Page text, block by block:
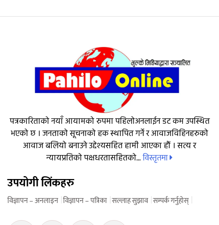
पत्रकारिताको नयाँ आयामको रुपमा पहिलोअनलाईन डट कम उपस्थित
भएको छ । जनताको सूचनाको हक स्थापित गर्ने र आवाजविहिनहरुको
आवाज बलियो बनाउने उद्देश्यसहित हामी आएका हौं । सत्य र
न्यायप्रतिको पक्षधरतासहितको...विस्तृतमा
उपयोगी लिंकहरु
विज्ञापन – अनलाइन विज्ञापन – पत्रिका सल्लाह सुझाव सम्पर्क गर्नुहोस्